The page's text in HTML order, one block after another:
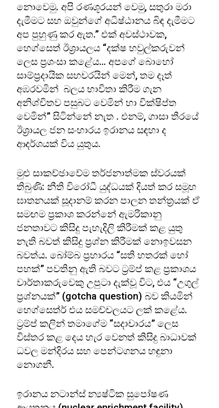
නොවෙමු. අපි රණශූරයන් වෙමු, සතුරා මරා
දැමීමට සහ ඔවුන්ගේ අධිෂ්ඨානය බිඳ දැමීමට
අප පුහුණු කර ඇත.” එක් අවස්ථාවක,
හෙග්සෙත් ඊශ්‍රායලය “දක්ෂ හවුල්කරුවන්
ලෙස ප්‍රශංසා කළේය… අපගේ බොහෝ
සාම්ප්‍රදායික සහචරයින් මෙන්, තම දෑත්
අඹරවමින් බලය භාවිතා කිරීම ගැන
අනිශ්චිතව පසුබට වෙමින් හා වික්ෂිප්ත
වෙමින්” සිටින්නේ නැත . එනම්, ගාසා තීරයේ
ඊශ්‍රායල ජන සංහාරය ඉරානය සඳහා ද
ආදර්ශයක් විය යුතුය.
මුළු සාකච්ඡාවේම තර්ජනාත්මක ස්වරයක්
තිබුණි: නීති විරෝධී යුද්ධයක් දියත් කර සමූහ
ඝාතනයක් සූදානම් කරන පාලන තන්ත්‍රයක් ඒ
සමඟම ප්‍රකාශ කරන්නේ ඇමරිකානු
ජනතාවට කිසිදු පැහැදිලි කිරීමක් කළ යුතු
නැති බවත් කිසිදු ප්‍රශ්න කිරීමක් නොඉවසන
බවත්ය. බෝම්බ ප්‍රහාරය “සති හතරක් හෝ
පහක්” පවතිනු ඇති බවට ට්‍රම්ප් කළ ප්‍රකාශය
වාර්තාකරුවෙකු උපුටා දැක්වූ විට, එය “උගුල්
ප්‍රශ්නයක්” (gotcha question) බව කියමින්
හෙග්සෙත්ර් එය සමච්චලයට ලක් කළේය.
ට්‍රම්ප් කලින් තමාගේම “සදාචාරය” ලෙස
විස්තර කළ දෙය හැර වෙනත් කිසිදු බාධාවක්
ධවල මන්දිරය සහ පෙන්ටගනය හඳුනා
නොගනී.
ඉරානය නටාන්ස් න්‍යෂ්ටික සුපෝෂණ